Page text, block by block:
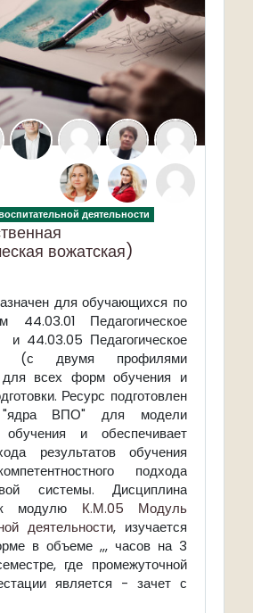
деятельности
вожатская)
для обучающихся по
44.03.01 Педагогическое
и 44.03.05 Педагогическое
(с двумя профилями
для всех форм обучения и
Ресурс подготовлен
ВПО" для модели
обучения и обеспечивает
результатов обучения
подхода
системы. Дисциплина
к модулю К.М.05 Модуль
деятельности, изучается
в объеме ,,, часов на 3
где промежуточной
является - зачет с